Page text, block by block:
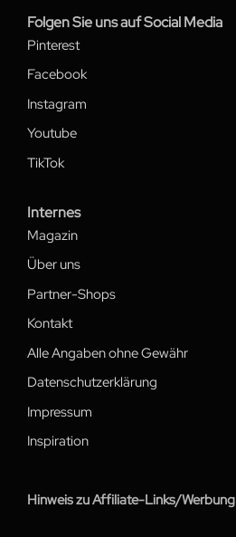
Folgen Sie uns auf Social Media
Pinterest
Facebook
Instagram
Youtube
TikTok
Internes
Magazin
Über uns
Partner-Shops
Kontakt
Alle Angaben ohne Gewähr
Datenschutzerklärung
Impressum
Inspiration
Hinweis zu Affiliate-Links/Werbung